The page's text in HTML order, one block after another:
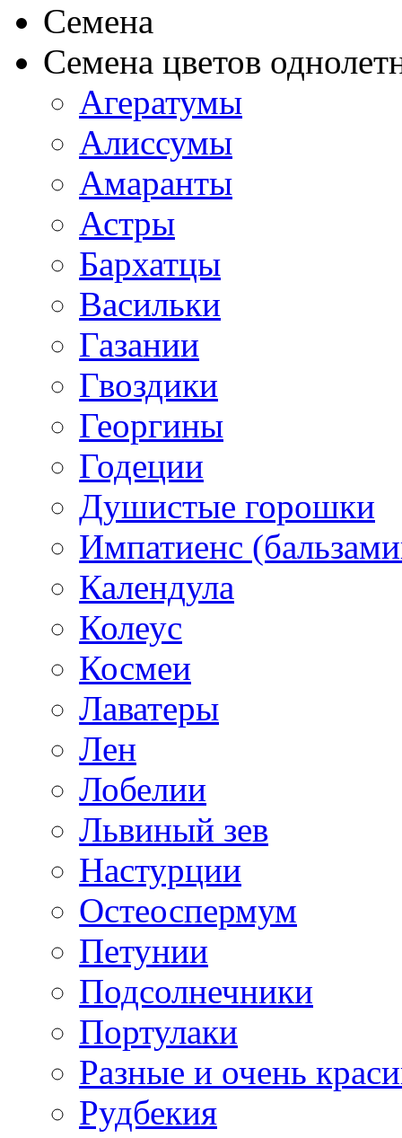
Семена
Семена цветов
Агератумы
Алиссумы
Амаранты
Астры
Бархатцы
Васильки
Газании
Гвоздики
Георгины
Годеции
Душистые горошки
Импатиенс
Календула
Колеус
Космеи
Лаватеры
Лен
Лобелии
Львиный зев
Настурции
Остеоспермум
Петунии
Подсолнечники
Портулаки
Разные и очень
Рудбекия